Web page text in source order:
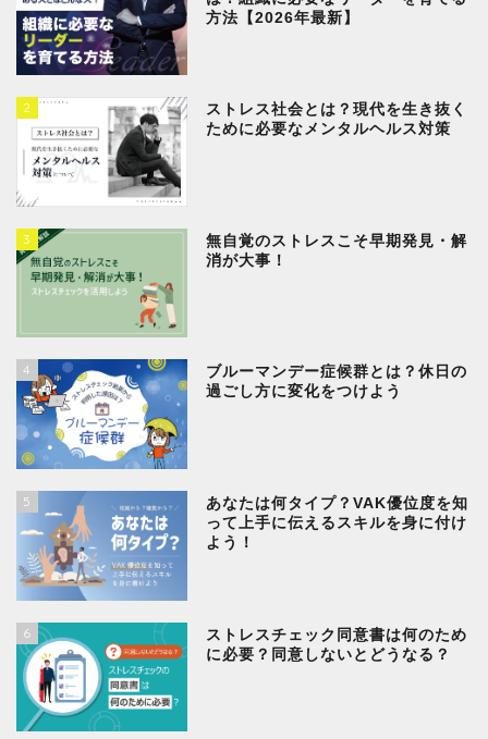
方法【2026年最新】
2
ストレス社会とは？現代を生き抜く
ために必要なメンタルヘルス対策
3
無自覚のストレスこそ早期発見・解
消が大事！
4
ブルーマンデー症候群とは？休日の
過ごし方に変化をつけよう
5
あなたは何タイプ？VAK優位度を知
って上手に伝えるスキルを身に付け
よう！
6
ストレスチェック同意書は何のため
に必要？同意しないとどうなる？